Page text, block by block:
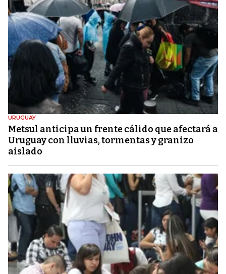
URUGUAY
Metsul anticipa un frente cálido que afectará a
Uruguay con lluvias, tormentas y granizo
aislado